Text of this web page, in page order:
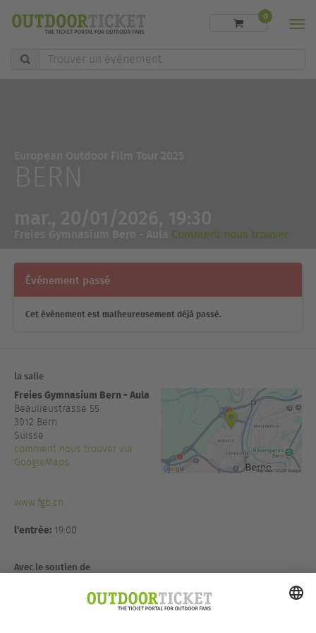
Trouver
0
Comment nous trouver
Événement passé
Cet événement est malheureusement déjà passé.
la salle
Freies Gymnasium Bern - Aula
Beaulieustrasse 55
3012 Bern
Suisse
comment nous trouver via
GoogleMaps
www.fgb.ch
l'entrée: 19:00
Avec le soutien de